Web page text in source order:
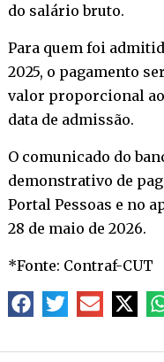
do salário bruto.
Para quem foi
2025, o pagamento
valor proporcional
data de admissão.
O comunicado do
demonstrativo de
Portal Pessoas e no
28 de maio de 2026.
*Fonte: Contraf-CUT